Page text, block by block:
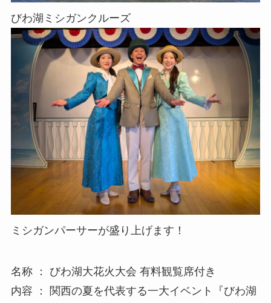
びわ湖ミシガンクルーズ
ミシガンパーサーが盛り上げます！
名称 ： びわ湖大花火大会 有料観覧席付き
内容 ： 関西の夏を代表する一大イベント『びわ湖